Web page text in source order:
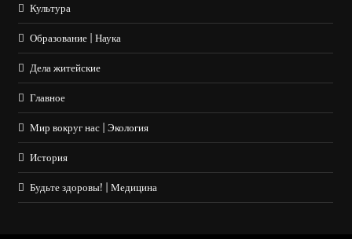
Культура
Образование | Наука
Дела житейские
Главное
Мир вокруг нас | Экология
История
Будьте здоровы! | Медицина